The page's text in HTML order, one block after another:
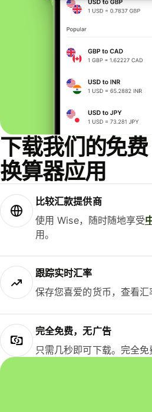
下载我们的免
换算器应用
比较汇款提供商
使用 Wise，随时随地享受
用。
跟踪实时汇率
保存您喜爱的货币，查看汇
完全免费，无广告
只需几秒即可下载。完全免